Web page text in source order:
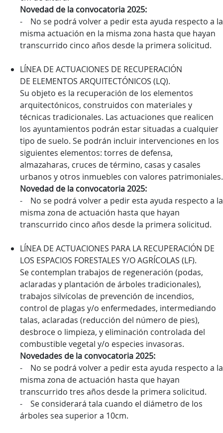
Novedad de la convocatoria 2025:
- No se podrá volver a pedir esta ayuda respecto a la
misma actuación en la misma zona hasta que hayan
transcurrido cinco años desde la primera solicitud.
LÍNEA DE ACTUACIONES DE RECUPERACIÓN
DE ELEMENTOS ARQUITECTÓNICOS (LQ).
Su objeto es la recuperación de los elementos
arquitectónicos, construidos con materiales y
técnicas tradicionales. Las actuaciones que realicen
los ayuntamientos podrán estar situadas a cualquier
tipo de suelo. Se podrán incluir intervenciones en los
siguientes elementos: torres de defensa,
almazaharas, cruces de término, casas y casales
urbanos y otros inmuebles con valores patrimoniales.
Novedad de la convocatoria 2025:
- No se podrá volver a pedir esta ayuda respecto a la
misma zona de actuación hasta que hayan
transcurrido cinco años desde la primera solicitud.
LÍNEA DE ACTUACIONES PARA LA RECUPERACIÓN DE
LOS ESPACIOS FORESTALES Y/O AGRÍCOLAS (LF).
Se contemplan trabajos de regeneración (podas,
aclaradas y plantación de árboles tradicionales),
trabajos silvícolas de prevención de incendios,
control de plagas y/o enfermedades, intermediando
talas, aclaradas (reducción del número de pies),
desbroce o limpieza, y eliminación controlada del
combustible vegetal y/o especies invasoras.
Novedades de la convocatoria 2025:
- No se podrá volver a pedir esta ayuda respecto a la
misma zona de actuación hasta que hayan
transcurrido tres años desde la primera solicitud.
- Se considerará tala cuando el diámetro de los
árboles sea superior a 10cm.